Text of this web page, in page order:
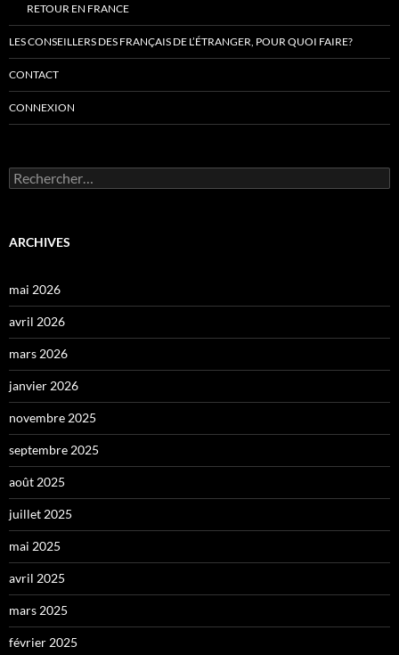
RETOUR EN FRANCE
LES CONSEILLERS DES FRANÇAIS DE L’ÉTRANGER, POUR QUOI FAIRE?
CONTACT
CONNEXION
Rechercher :
ARCHIVES
mai 2026
avril 2026
mars 2026
janvier 2026
novembre 2025
septembre 2025
août 2025
juillet 2025
mai 2025
avril 2025
mars 2025
février 2025